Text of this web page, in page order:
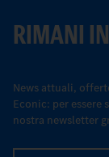
RIMANI
News attuali,
Econic: per
nostra newsletter